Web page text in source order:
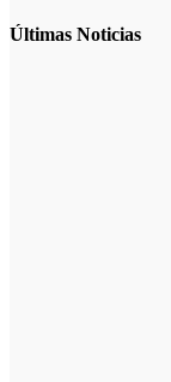
Últimas Noticias